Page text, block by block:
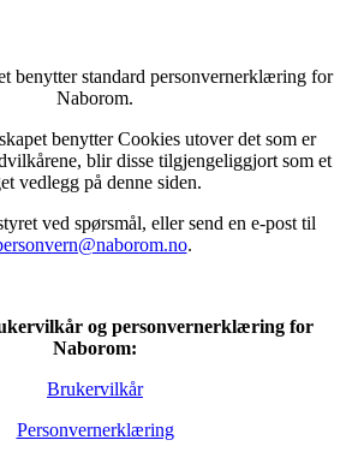
benytter standard personvernerklæring for
Naborom.
benytter Cookies utover det som er
blir disse tilgjengeliggjort som et
vedlegg på denne siden.
ved spørsmål, eller send en e-post til
.
og personvernerklæring for
Naborom:
Brukervilkår
Personvernerklæring